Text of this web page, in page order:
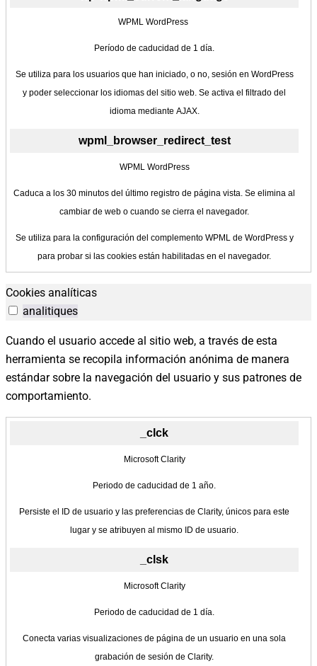
WPML WordPress
Período de caducidad de 1 día.
Se utiliza para los usuarios que han iniciado, o no, sesión en WordPress
y poder seleccionar los idiomas del sitio web. Se activa el filtrado del
idioma mediante AJAX.
wpml_browser_redirect_test
WPML WordPress
Caduca a los 30 minutos del último registro de página vista. Se elimina al
cambiar de web o cuando se cierra el navegador.
Se utiliza para la configuración del complemento WPML de WordPress y
para probar si las cookies están habilitadas en el navegador.
Cookies analíticas
analitiques
Cuando el usuario accede al sitio web, a través de esta
herramienta se recopila información anónima de manera
estándar sobre la navegación del usuario y sus patrones de
comportamiento.
_clck
Microsoft Clarity
Periodo de caducidad de 1 año.
Persiste el ID de usuario y las preferencias de Clarity, únicos para este
lugar y se atribuyen al mismo ID de usuario.
_clsk
Microsoft Clarity
Periodo de caducidad de 1 día.
Conecta varias visualizaciones de página de un usuario en una sola
grabación de sesión de Clarity.